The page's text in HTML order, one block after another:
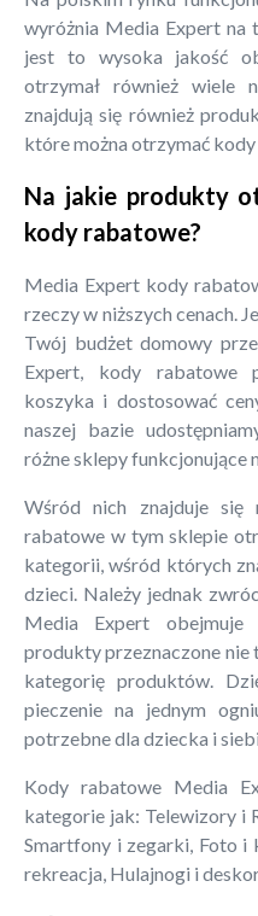
wyróżnia Media Expert na
jest to wysoka jakość
otrzymał również wiele
znajdują się również
które można otrzymać
Na jakie produkty
kody rabatowe?
Media Expert kody
rzeczy w niższych cenach.
Twój budżet domowy
Expert, kody rabatowe
koszyka i dostosować
naszej bazie
różne sklepy funkcjonujące
Wśród nich znajduje się
rabatowe w tym sklepie
kategorii, wśród których
dzieci. Należy jednak
Media Expert obejmuje
produkty przeznaczone nie
kategorię produktów.
pieczenie na jednym
potrzebne dla dziecka i
Kody rabatowe Media
kategorie jak: Telewizory i
Smartfony i zegarki, Foto i
rekreacja, Hulajnogi i